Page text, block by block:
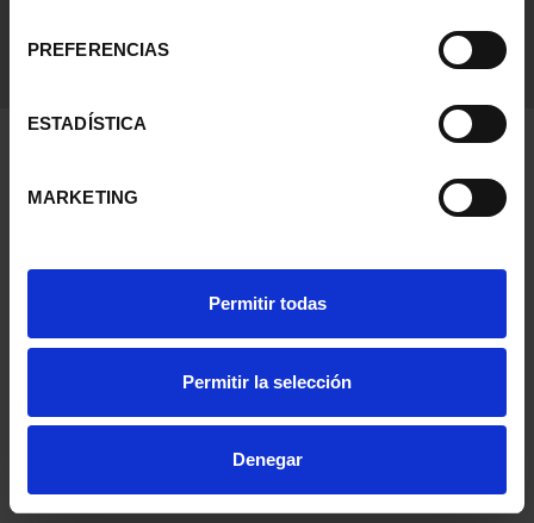
PREFERENCIAS
ESTADÍSTICA
MARKETING
Permitir todas
Permitir la selección
Denegar